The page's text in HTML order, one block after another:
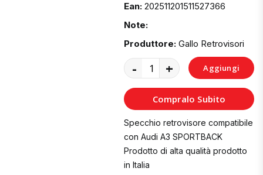
Ean: 202511201511527366
Note:
Produttore: Gallo Retrovisori
- + Aggiungi
al
Carrello
Compralo Subito
Specchio retrovisore compatibile
con Audi A3 SPORTBACK
Prodotto di alta qualità prodotto
in Italia